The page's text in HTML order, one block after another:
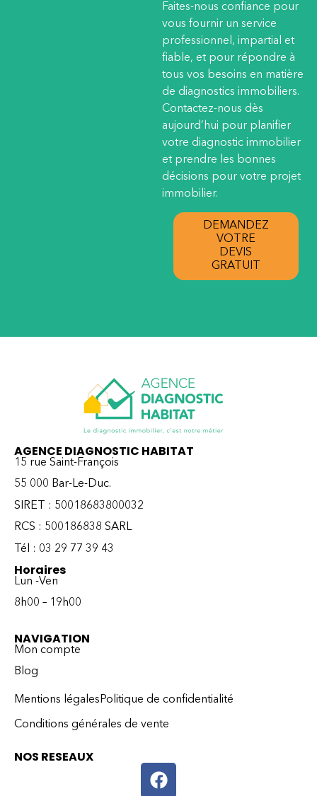
Faites-nous confiance pour
vous fournir un service
professionnel, impartial et
fiable, et pour répondre à
tous vos besoins en matière
de diagnostics immobiliers.
Contactez-nous dès
aujourd’hui pour planifier
votre diagnostic immobilier
et prendre les bonnes
décisions pour votre projet
immobilier.
DEMANDEZ
VOTRE
DEVIS
GRATUIT
AGENCE DIAGNOSTIC HABITAT
15 rue Saint-François
55 000 Bar-Le-Duc.
SIRET : 50018683800032
RCS : 500186838 SARL
Tél : 03 29 77 39 43
Horaires
Lun -Ven
8h00 – 19h00
NAVIGATION
Mon compte
Blog
Mentions légales Politique de confidentialité
Conditions générales de vente
NOS RESEAUX